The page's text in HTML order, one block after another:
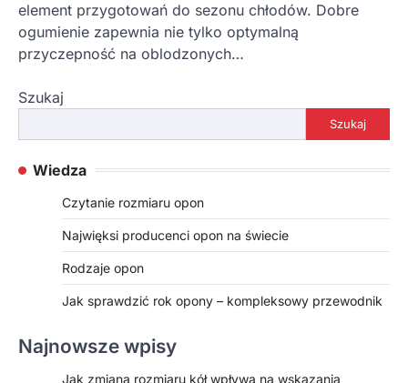
element przygotowań do sezonu chłodów. Dobre
ogumienie zapewnia nie tylko optymalną
przyczepność na oblodzonych…
Szukaj
Szukaj
Wiedza
Czytanie rozmiaru opon
Najwięksi producenci opon na świecie
Rodzaje opon
Jak sprawdzić rok opony – kompleksowy przewodnik
Najnowsze wpisy
Jak zmiana rozmiaru kół wpływa na wskazania